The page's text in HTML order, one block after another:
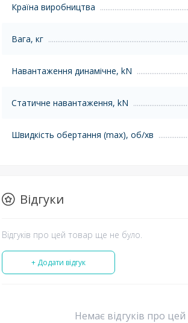
Країна виробництва
Вага, кг
Навантаження динамічне, kN
Статичне навантаження, kN
Швидкість обертання (max), об/хв
Відгуки
Відгуків про цей товар ще не було.
+ Додати відгук
Немає відгуків про